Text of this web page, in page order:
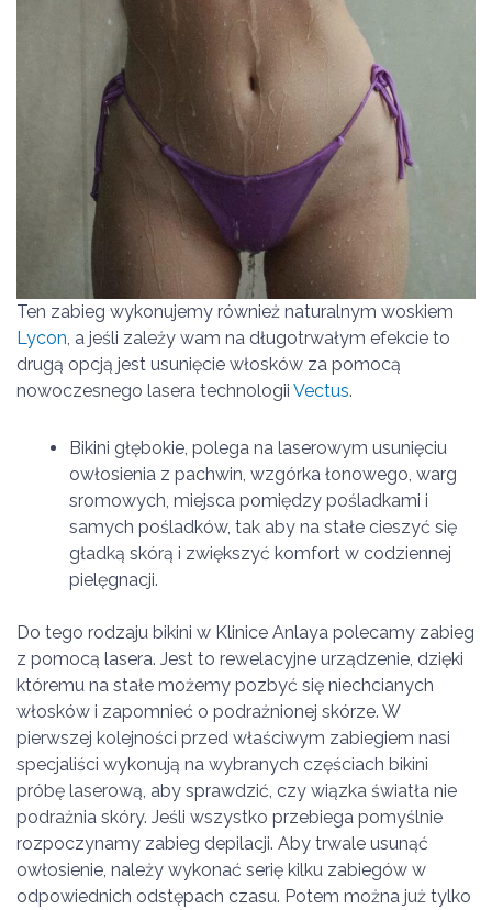
Ten zabieg wykonujemy również naturalnym woskiem
Lycon , a jeśli zależy wam na długotrwałym efekcie to
drugą opcją jest usunięcie włosków za pomocą
nowoczesnego lasera technologii Vectus.
Bikini głębokie, polega na laserowym usunięciu
owłosienia z pachwin, wzgórka łonowego, warg
sromowych, miejsca pomiędzy pośladkami i
samych pośladków, tak aby na stałe cieszyć się
gładką skórą i zwiększyć komfort w codziennej
pielęgnacji.
Do tego rodzaju bikini w Klinice Anlaya polecamy zabieg
z pomocą lasera. Jest to rewelacyjne urządzenie, dzięki
któremu na stałe możemy pozbyć się niechcianych
włosków i zapomnieć o podrażnionej skórze. W
pierwszej kolejności przed właściwym zabiegiem nasi
specjaliści wykonują na wybranych częściach bikini
próbę laserową, aby sprawdzić, czy wiązka światła nie
podrażnia skóry. Jeśli wszystko przebiega pomyślnie
rozpoczynamy zabieg depilacji. Aby trwale usunąć
owłosienie, należy wykonać serię kilku zabiegów w
odpowiednich odstępach czasu. Potem można już tylko